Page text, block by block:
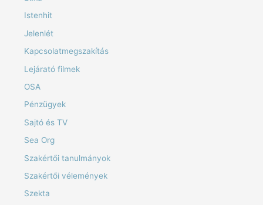
Istenhit
Jelenlét
Kapcsolatmegszakítás
Lejárató filmek
OSA
Pénzügyek
Sajtó és TV
Sea Org
Szakértői tanulmányok
Szakértői vélemények
Szekta